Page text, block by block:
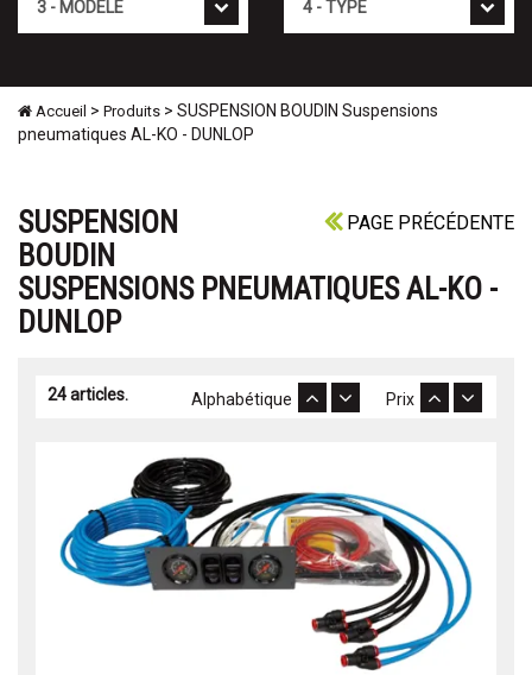
Accueil > Produits > SUSPENSION BOUDIN Suspensions
pneumatiques AL-KO - DUNLOP
PAGE PRÉCÉDENTE
SUSPENSION
BOUDIN
SUSPENSIONS PNEUMATIQUES AL-KO -
DUNLOP
24 articles. Prix
Alphabétique